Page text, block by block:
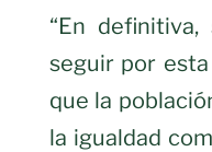
“En
seguir por
que la
la igualdad